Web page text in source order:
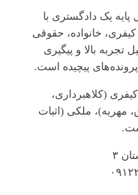
یک دادگستری با
خانواده، حقوقی
تجربه بالا و پیگیری
پیچیده است.
(کلاهبرداری،
مهریه)، ملکی (اثبات
۳